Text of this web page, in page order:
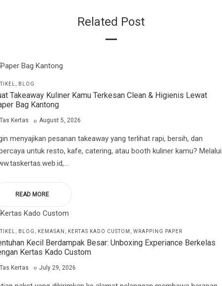
Related Post
BLOG
Takeaway Kuliner Kamu Terkesan Clean & Higienis Lewat
Bag Kantong
Tas Kertas
Posted
August 5, 2026
menyajikan pesanan takeaway yang terlihat rapi, bersih, dan
untuk resto, kafe, catering, atau booth kuliner kamu? Melalui
READ MORE
BLOG KEMASAN KERTAS KADO CUSTOM WRAPPING PAPER
Kecil Berdampak Besar: Unboxing Experiance Berkelas
Kertas Kado Custom
Tas Kertas
Posted
July 29, 2026